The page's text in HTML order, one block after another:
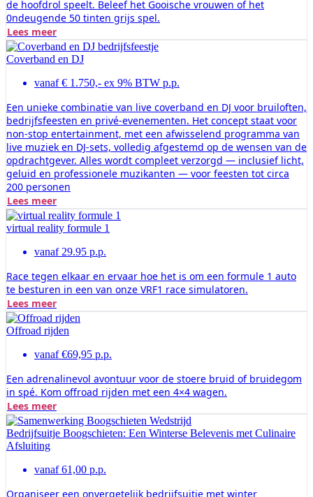
de hoofdrol speelt. Beleef het Gooische vrouwen of het
0ndeugende 50 tinten grijs spel.
Lees meer
Coverband en DJ
vanaf € 1.750,- ex 9% BTW p.p.
Een unieke combinatie van live coverband en DJ voor bruiloften,
bedrijfsfeesten en privé-evenementen. Het concept staat voor
non-stop entertainment, met een afwisselend programma van
live muziek en DJ-sets, volledig afgestemd op de wensen van de
opdrachtgever. Alles wordt compleet verzorgd — inclusief licht,
geluid en professionele muzikanten — voor feesten tot circa
200 personen
Lees meer
virtual reality formule 1
vanaf 29.95 p.p.
Race tegen elkaar en ervaar hoe het is om een formule 1 auto
te besturen in een van onze VRF1 race simulatoren.
Lees meer
Offroad rijden
vanaf €69,95 p.p.
Een adrenalinevol avontuur voor de stoere bruid of bruidegom
in spé. Kom offroad rijden met een 4×4 wagen.
Lees meer
Bedrijfsuitje Boogschieten: Een Winterse Belevenis met Culinaire
Afsluiting
vanaf 61,00 p.p.
Organiseer een onvergetelijk bedrijfsuitje met winter